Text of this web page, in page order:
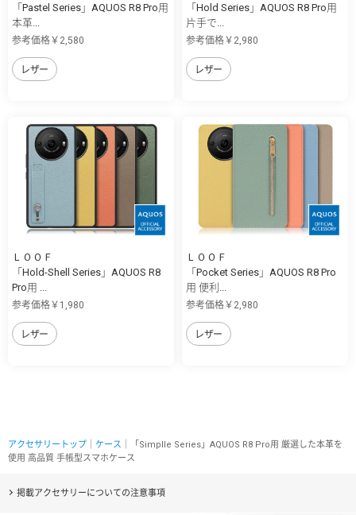
「Pastel Series」AQUOS R8 Pro用
本革...
参考価格￥2,580
レザー
「Hold Series」AQUOS R8 Pro用
片手で...
参考価格￥2,980
レザー
ＬＯＯＦ
「Hold-Shell Series」AQUOS R8
Pro用 ...
参考価格￥1,980
レザー
ＬＯＯＦ
「Pocket Series」AQUOS R8 Pro
用 便利...
参考価格￥2,980
レザー
アクセサリートップ ケース ｜「Simplle Series」AQUOS R8 Pro用 厳選した本革を
使用 高品質 手帳型スマホケース
掲載アクセサリーについての注意事項